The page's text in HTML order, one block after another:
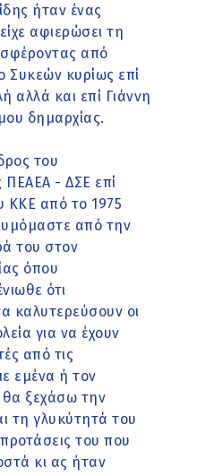
ήταν ένας
αφιερώσει τη
από
Συκεών κυρίως επί
αλλά και επί Γιάννη
δημαρχίας.
του
- ΔΣΕ επί
ΚΚΕ από το 1975
από την
του στον
όπου
ότι
καλυτερεύσουν οι
για να έχουν
από τις
εμένα ή τον
θα ξεχάσω την
τη γλυκύτητά του
προτάσεις του που
κι ας ήταν